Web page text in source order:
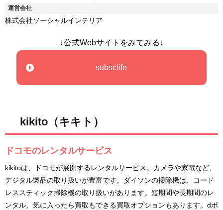
運営会社
株式会社ソーシャルインテリア
↓公式Webサイトをみてみる↓
subsclife
kikito（キキト）
ドコモのレンタルサービス
kikitoは、ドコモが展開するレンタルサービス。カメラや家電など、
デジタル製品の取り扱いが豊富です。ダイソンの掃除機は、コード
レススティック掃除機の取り扱いがあります。短期間や長期間のレ
ンタル、気に入ったら買取もできる買取オプションもあります。dポ